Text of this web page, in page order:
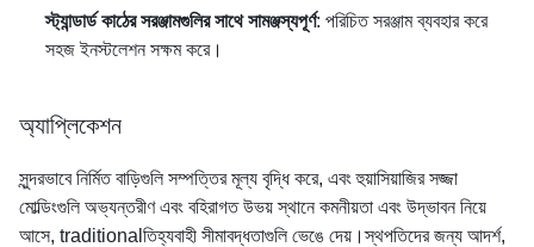
স্ট্যান্ডার্ড কাঠের সরঞ্জামগুলির সাথে সামঞ্জস্যপূর্ণ: পরিচিত সরঞ্জাম ব্যবহার করে
সহজ ইনস্টলেশন সক্ষম করে।
অ্যাপ্লিকেশন
সুন্দরভাবে নির্মিত বাড়িগুলি সম্পত্তির মূল্য বৃদ্ধি করে, এবং হুয়াসিয়াজির সজ্জা
মোল্ডিংগুলি অভ্যন্তরীণ এবং বহিরাগত উভয় স্থানে কমনীয়তা এবং উদ্ভাবন নিয়ে
আসে, traditionalতিহ্যবাহী সীমাবদ্ধতাগুলি ভেঙে দেয়।স্থপতিদের জন্য আদর্শ,